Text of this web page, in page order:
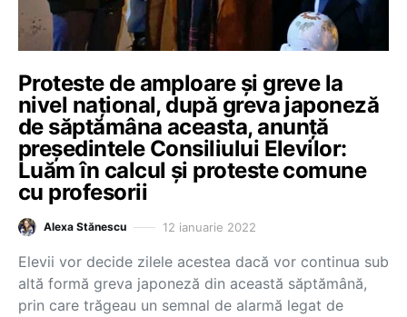
Proteste de amploare și greve la
nivel național, după greva japoneză
de săptămâna aceasta, anunță
președintele Consiliului Elevilor:
Luăm în calcul și proteste comune
cu profesorii
Alexa Stănescu 12 ianuarie 2022
Elevii vor decide zilele acestea dacă vor continua sub
altă formă greva japoneză din această săptămână,
prin care trăgeau un semnal de alarmă legat de